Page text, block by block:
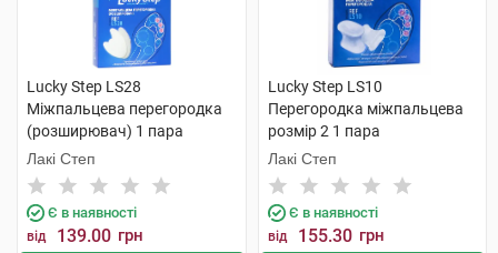
Lucky Step LS28
Міжпальцева перегородка
(розширювач) 1 пара
Лакі Степ
Є в наявності
від 139.00 грн
Lucky Step LS10
Перегородка міжпальцева
розмір 2 1 пара
Лакі Степ
Є в наявності
від 155.30 грн